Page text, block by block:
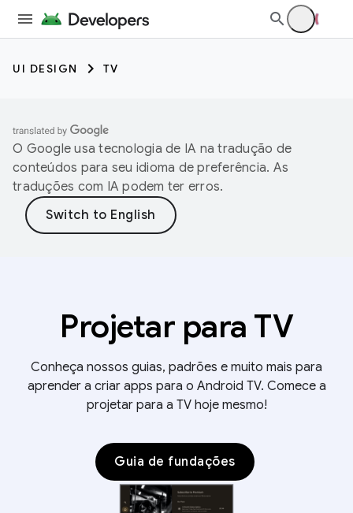
UI DESIGN TV
O Google usa tecnologia de IA na tradução de
conteúdos para seu idioma de preferência. As
traduções com IA podem ter erros.
Projetar para TV
Conheça nossos guias, padrões e muito mais para
aprender a criar apps para o Android TV. Comece a
projetar para a TV hoje mesmo!
Guia de fundações